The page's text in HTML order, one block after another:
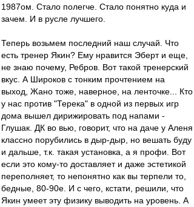
1987ом. Стало полегче. Стало понятно куда и
зачем. И в русле лучшего.
Теперь возьмем последний наш случай. Что
есть тренер Якин? Ему нравится Эберт и еще,
не знаю почему, Ребров. Вот такой тренерский
вкус. А Широков с тонким прочтением на
выход, Жано тоже, наверное, на ленточке... Кто
у нас против "Терека" в одной из первых игр
дома вышел дирижировать под напами -
Глушак. ДК во вью, говорит, что на даче у Аленя
классно порубились в дыр-дыр, но вешать буду
и дальше, т.к. такая установка, а я профи. Вот
если это кому-то доставляет и даже эстетикой
переполняет, то непонятно как вы терпели то,
бедные, 80-90е. И с чего, кстати, решили, что
Якин умеет эту физику выводить на уровень. А